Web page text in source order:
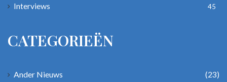
Interviews 45
CATEGORIEËN
Ander Nieuws
(23)